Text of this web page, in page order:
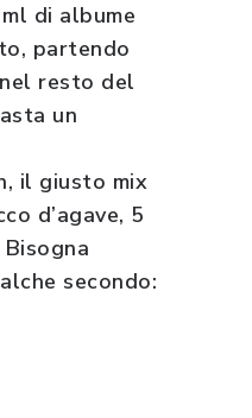
di albume
partendo
resto del
un
il giusto mix
d’agave, 5
secondo: